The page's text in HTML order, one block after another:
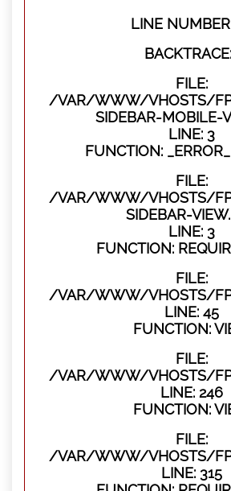
LINE
BACKTRACE:
FILE:
/VAR/WWW/VHOSTS/
SIDEBAR-MOBILE-
LINE: 3
FUNCTION:
FILE:
/VAR/WWW/VHOSTS/
SIDEBAR-
LINE: 3
FUNCTION:
FILE:
/VAR/WWW/VHOSTS/
LINE: 45
FUNCTION:
FILE:
/VAR/WWW/VHOSTS/
LINE: 246
FUNCTION:
FILE:
/VAR/WWW/VHOSTS/
LINE: 315